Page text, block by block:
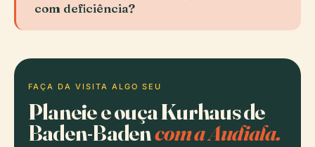
com deficiência?
FAÇA DA VISITA ALGO SEU
Planeie e ouça Kurhaus de
Baden-Badencom a Audiala.